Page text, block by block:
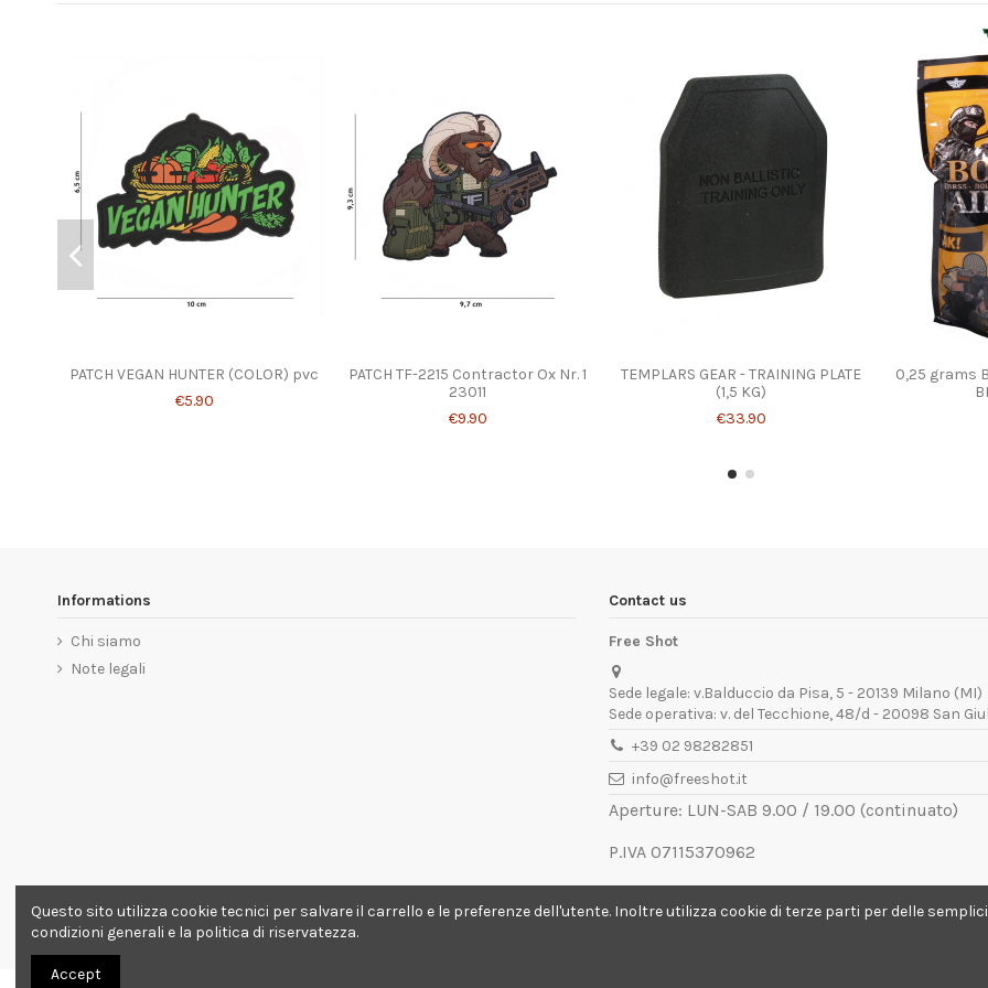
PATCH VEGAN HUNTER (COLOR) pvc
€5.90
PATCH TF-2215 Contractor Ox Nr. 1
23011
€9.90
TEMPLARS GEAR - TRAINING PLATE
(1,5 KG)
€33.90
0,25 grams
Informations
Chi siamo
Note legali
Contact us
Free Shot
Sede legale: v.Balduccio da Pisa, 5 - 20139 Milano (MI)
Sede operativa: v. del Tecchione, 48/d - 20098 San
+39 02 98282851
info@freeshot.it
Aperture: LUN-SAB 9.00 / 19.00 (continuato)
P.IVA 07115370962
Questo sito utilizza cookie tecnici per salvare il carrello e le preferenze dell'utente. Inoltre utilizza cookie di terze parti per delle
condizioni generali e la politica di riservatezza.
Accept